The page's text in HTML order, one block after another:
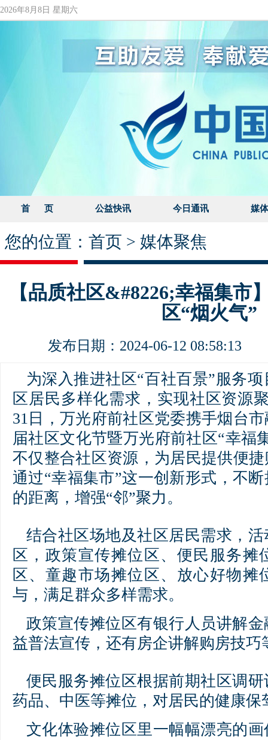
2026年8月8日 星期六
首 页 公益快讯 今日通讯 媒
您的位置： 首页 > 媒体聚焦
【品质社区&#8226;幸福集市
区“烟火气”
发布日期：2024-06-12 08:58:13
为深入推进社区“百社百景”服务
区居民多样化需求，实现社区资源
31日，万光府前社区党委携手烟台
届社区文化节暨万光府前社区“幸福
不仅整合社区资源，为居民提供便
通过“幸福集市”这一创新形式，不
的距离，增强“邻”聚力。
结合社区场地及社区居民需求，
区，政策宣传摊位区、便民服务摊
区、童趣市场摊位区、放心好物摊
与，满足群众多样需求。
政策宣传摊位区有银行人员讲解
益普法宣传，还有房企讲解购房技巧
便民服务摊位区根据前期社区调
药品、中医等摊位，对居民的健康保
文化体验摊位区里一幅幅漂亮的